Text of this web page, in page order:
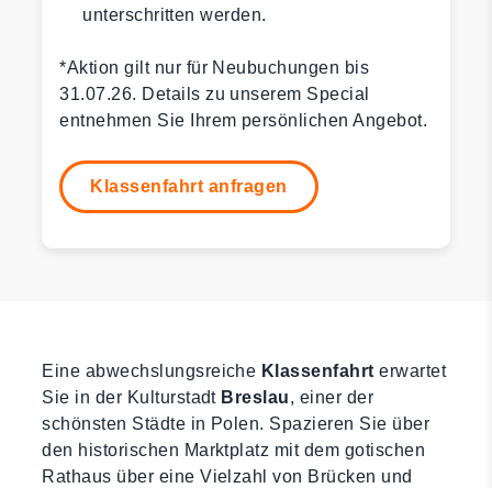
unterschritten werden.
*Aktion gilt nur für Neubuchungen bis
31.07.26. Details zu unserem Special
entnehmen Sie Ihrem persönlichen Angebot.
Klassenfahrt anfragen
Eine abwechslungsreiche Klassenfahrt erwartet
Sie in der Kulturstadt Breslau, einer der
schönsten Städte in Polen. Spazieren Sie über
den historischen Marktplatz mit dem gotischen
Rathaus über eine Vielzahl von Brücken und